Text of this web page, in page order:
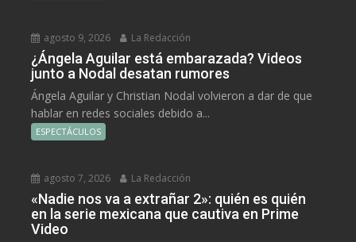
agosto 9, 2026 La Redacción
¿Ángela Aguilar está embarazada? Videos
junto a Nodal desatan rumores
Ángela Aguilar y Christian Nodal volvieron a dar de que
hablar en redes sociales debido a...
ESPECTÁCULOS
agosto 7, 2026 La Redacción
«Nadie nos va a extrañar 2»: quién es quién
en la serie mexicana que cautiva en Prime
Video